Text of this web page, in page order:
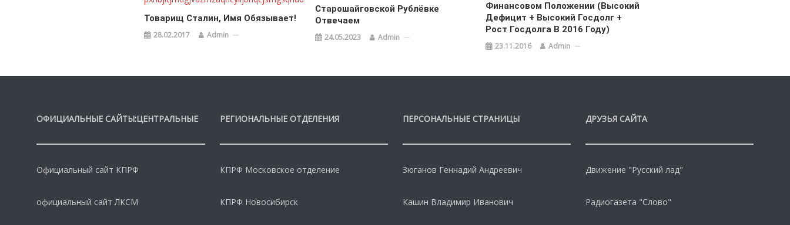
Товарищ Сталин, Имя Обязывает!
28.02.2017 Admin
Старошайговской Рублёвке
Отвечаем
24.05.2023 Admin
Финансовом Положении (Высокий
Дефицит + Высокий Госдолг +
Рост Госдолга В 2016 Году)
23.11.2016 Admin
ОФИЦИАЛЬНЫЕ САЙТЫ:ЦЕНТРАЛЬНЫЕ
Официальный сайт КПРФ
официальный сайт ЛКСМ
РЕГИОНАЛЬНЫЕ ОТДЕЛЕНИЯ
КПРФ Московское отделение
КПРФ Новосибирск
ПЕРСОНАЛЬНЫЕ СТРАНИЦЫ
Зюганов Геннадий Андреевич
Кашин Владимир Иванович
ДРУЗЬЯ САЙТА
Движение "Русский лад"
Радиогазета "Слово"